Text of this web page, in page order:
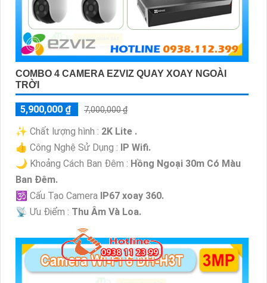
COMBO 4 CAMERA EZVIZ QUAY XOAY NGOÀI
TRỜI
5,900,000 ₫ 7,000,000 ₫
✨ Chất lượng hình : 2K Lite .
👍 Công Nghệ Sử Dụng : IP Wifi.
🌙 Khoảng Cách Ban Đêm : Hồng Ngoại 30m Có Màu
Ban Ðêm.
🕉️ Cấu Tạo Camera IP67 xoay 360.
️📡 Ưu Điểm : Thu Âm Và Loa.